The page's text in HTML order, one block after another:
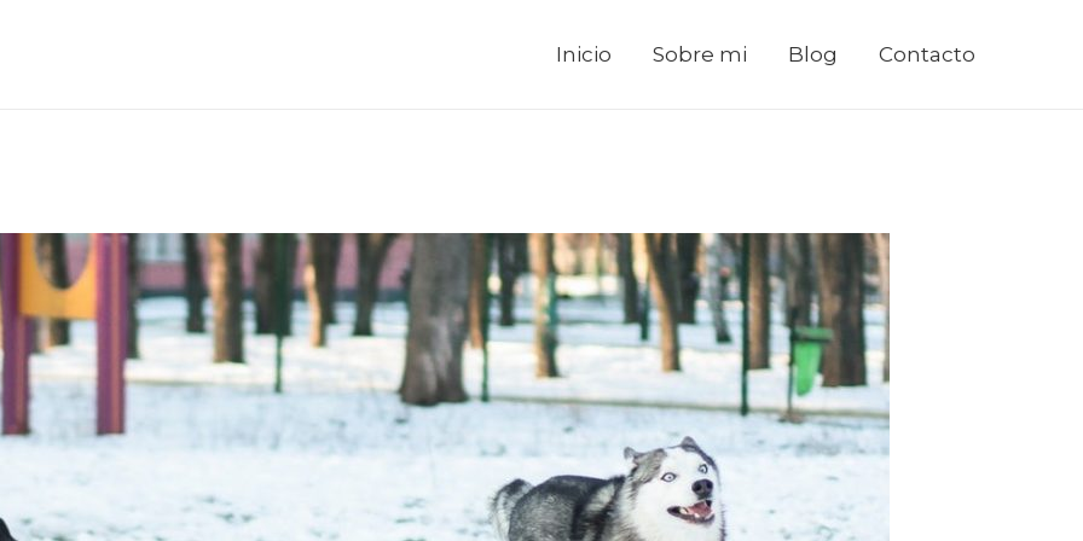
Inicio Sobre mi Blog Contacto